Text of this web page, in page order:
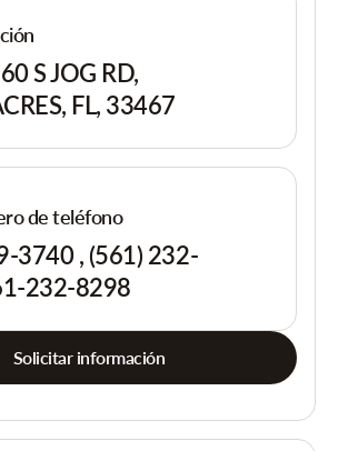
S JOG RD,
FL, 33467
de teléfono
3740 , (561) 232-
232-8298
Solicitar información